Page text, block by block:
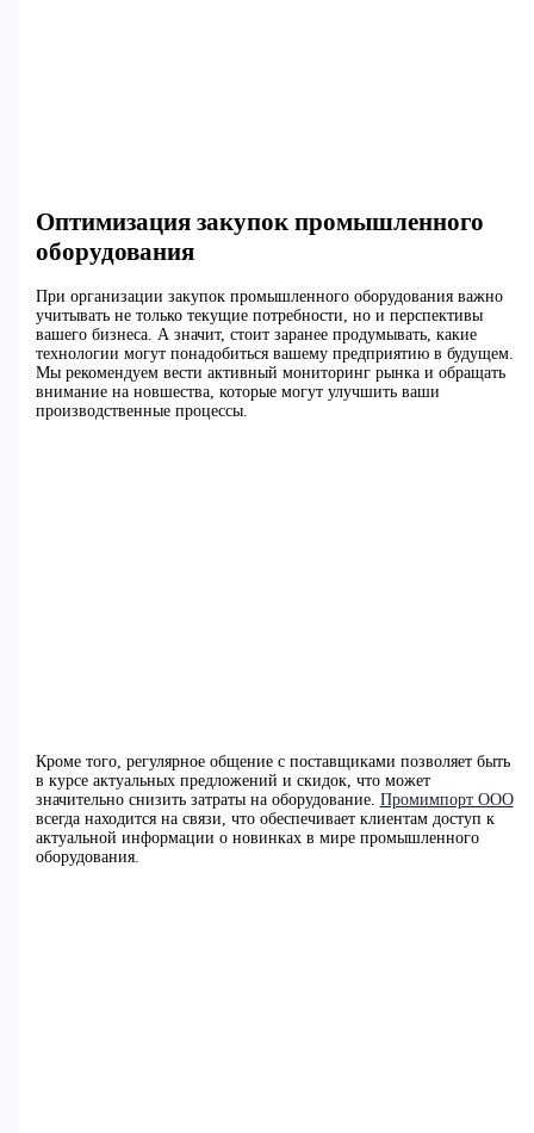
Оптимизация закупок промышленного
оборудования
При организации закупок промышленного оборудования важно
учитывать не только текущие потребности, но и перспективы
вашего бизнеса. А значит, стоит заранее продумывать, какие
технологии могут понадобиться вашему предприятию в будущем.
Мы рекомендуем вести активный мониторинг рынка и обращать
внимание на новшества, которые могут улучшить ваши
производственные процессы.
Кроме того, регулярное общение с поставщиками позволяет быть
в курсе актуальных предложений и скидок, что может
значительно снизить затраты на оборудование. Промимпорт ООО
всегда находится на связи, что обеспечивает клиентам доступ к
актуальной информации о новинках в мире промышленного
оборудования.